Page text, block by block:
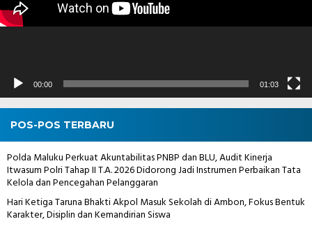
00:00 01:03
POS-POS TERBARU
Polda Maluku Perkuat Akuntabilitas PNBP dan BLU, Audit Kinerja
Itwasum Polri Tahap II T.A. 2026 Didorong Jadi Instrumen Perbaikan Tata
Kelola dan Pencegahan Pelanggaran
Hari Ketiga Taruna Bhakti Akpol Masuk Sekolah di Ambon, Fokus Bentuk
Karakter, Disiplin dan Kemandirian Siswa